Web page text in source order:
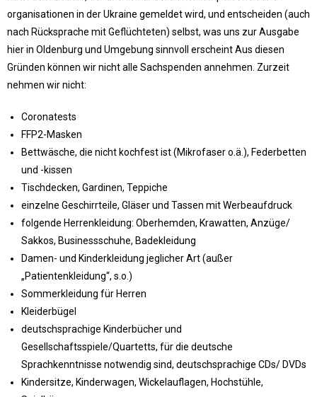
organisationen in der Ukraine gemeldet wird, und entscheiden (auch
nach Rücksprache mit Geflüchteten) selbst, was uns zur Ausgabe
hier in Oldenburg und Umgebung sinnvoll erscheint Aus diesen
Gründen können wir nicht alle Sachspenden annehmen. Zurzeit
nehmen wir nicht:
Coronatests
FFP2-Masken
Bettwäsche, die nicht kochfest ist (Mikrofaser o.ä.), Federbetten
und -kissen
Tischdecken, Gardinen, Teppiche
einzelne Geschirrteile, Gläser und Tassen mit Werbeaufdruck
folgende Herrenkleidung: Oberhemden, Krawatten, Anzüge/
Sakkos, Businessschuhe, Badekleidung
Damen- und Kinderkleidung jeglicher Art (außer
„Patientenkleidung“, s.o.)
Sommerkleidung für Herren
Kleiderbügel
deutschsprachige Kinderbücher und
Gesellschaftsspiele/Quartetts, für die deutsche
Sprachkenntnisse notwendig sind, deutschsprachige CDs/ DVDs
Kindersitze, Kinderwagen, Wickelauflagen, Hochstühle,